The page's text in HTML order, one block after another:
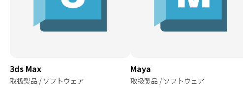
3ds Max
取扱製品 / ソフトウェア
Maya
取扱製品 / ソフトウェア